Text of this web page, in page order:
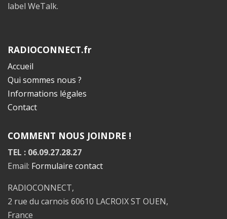
label WeTalk.
RADIOCONNECT.fr
Accueil
Qui sommes nous ?
Informations légales
Contact
COMMENT NOUS JOINDRE !
TEL : 06.09.27.28.27
Email: Formulaire contact
RADIOCONNECT,
2 rue du carnois 60610 LACROIX ST OUEN,
France